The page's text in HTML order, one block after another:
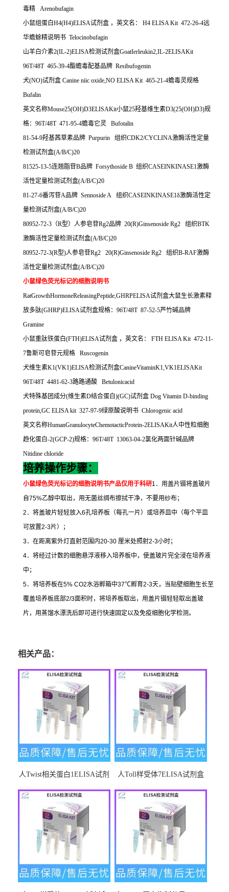
毒精
Arenobufagin
小鼠组蛋白H4(H4)ELISA试剂盒 ，英文名： H4 ELISA Kit 472-26-4远
华蟾蜍精说明书 Telocinobufagin
山羊白介素2(IL-2)ELISA检测试剂盒GoatIerleukin2,IL-2ELISAKit
96T/48T 465-39-4酯蟾毒配基品牌 Resibufogenin
犬(NO)试剂盒 Canine niic oxide,NO ELISA Kit 465-21-4蟾毒灵规格
Bufalin
英文名称Mouse25(OH)D3ELISAKit小鼠25羟基维生素D3(25(OH)D3)规
格： 96T/48T 471-95-4蟾毒它灵
Bufotalin
81-54-9羟基茜草素品牌 Purpurin 组织CDK2/CYCLINA激酶活性定量
检测试剂盒(A/B/C)20
81525-13-5连翘脂苷B品牌 Forsythoside B 组织CASEINKINASE1激酶
活性定量检测试剂盒(A/B/C)20
81-27-6番泻苷A品牌 Sennoside A 组织CASEINKINASE1δ激酶活性定
量检测试剂盒(A/B/C)20
80952-72-3 （R型）人参皂苷Rg2品牌 20(R)Ginsenoside Rg2 组织BTK
激酶活性定量检测试剂盒(A/B/C)20
80952-72-3(R型)人参皂苷Rg2 20(R)Ginsenoside Rg2 组织B-RAF激酶
活性定量检测试剂盒(A/B/C)20
小鼠绿色荧光标记的细胞说明书
RatGrowthHormoneReleasingPeptide,GHRPELISA试剂盒大鼠生长激素释
放多肽(GHRP)ELISA试剂盒规格： 96T/48T 87-52-5芦竹碱品牌
Gramine
小鼠重肽铁蛋白(FTH)ELISA试剂盒 ，英文名：
FTH ELISA Kit 472-11-
7鲁斯可皂苷元规格 Ruscogenin
犬维生素K1(VK1)ELISA检测试剂盒CanineVitaminK1,VK1ELISAKit
96T/48T 4481-62-3路路通酸
Betulonicacid
犬特殊基团成分(维生素D结合蛋白)(GC)试剂盒 Dog Vitamin D-binding
protein,GC ELISA kit 327-97-9绿原酸说明书 Chlorogenic acid
英文名称HumanGranulocyteChemotacticProtein-2ELISAKit人中性粒细胞
趋化蛋白-2(GCP-2)规格： 96T/48T 13063-04-2氯化两面针碱品牌
Nitidine chloride
培养操作步骤：
小鼠绿色荧光标记的细胞说明书产品仅用于科研1 ．用盖片镊将盖玻片
自75%乙醇中取出，用无菌丝绸布擦拭干净，不要用纱布；
2 ．将盖玻片轻轻放入6孔培养板（每孔一片）或培养皿中（每个平皿
可放置2-3片）；
3．在距离紫外灯直射范围内20-30 厘米处照射2-3小时；
4．将经过计数的细胞悬浮液移入培养板中，使盖玻片完全浸在培养液
中；
5．将培养板在5% CO2水浴孵箱中37℃孵育2-3天，当贴壁细胞生长至
覆盖培养板底部2/3面积时，将培养板取出，用盖片镊轻轻取出盖玻
片，用蒸馏水漂洗后即可进行快速固定以及免疫细胞化学检测。
相关产品：
人Twist相关蛋白1ELISA试剂
人Toll样受体7ELISA试剂盒